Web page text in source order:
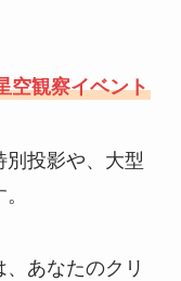
空観察イベント
投影や、大型
あなたのクリ